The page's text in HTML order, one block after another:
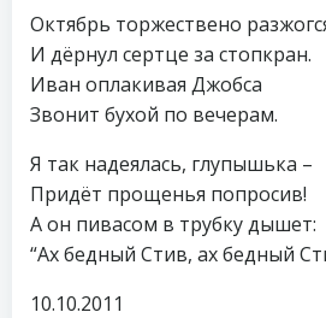
Октябрь торжествено
И дёрнул сертце за стопкран.
Иван оплакивая Джобса
Звонит бухой по вечерам.
Я так надеялась, глупышька –
Придёт прощенья попросив!
А он пивасом в трубку дышет:
“Ах бедный Стив, ах бедный
10.10.2011